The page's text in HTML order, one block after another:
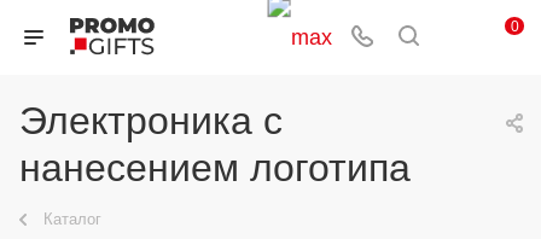
0
Электроника с
нанесением логотипа
Каталог